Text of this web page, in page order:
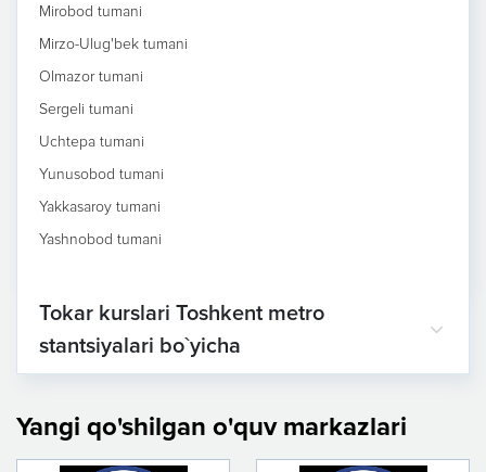
Mirobod tumani
Mirzo-Ulug'bek tumani
Olmazor tumani
Sergeli tumani
Uchtepa tumani
Yunusobod tumani
Yakkasaroy tumani
Yashnobod tumani
Tokar kurslari Toshkent metro
stantsiyalari bo`yicha
Yangi qo'shilgan o'quv markazlari